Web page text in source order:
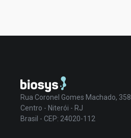
Rua Coronel Gomes Machado, 358
Centro - Niterói - RJ
Brasil - CEP: 24020-112